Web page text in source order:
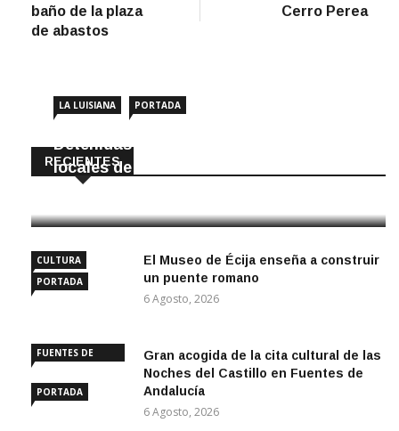
baño de la plaza
de abastos
Cerro Perea
RECIENTES
LA LUISIANA PORTADA
Detenidas dos personas por robar en
locales de La Luisiana
CULTURA
PORTADA
El Museo de Écija enseña a construir
un puente romano
6 Agosto, 2026
FUENTES DE
PORTADA
Gran acogida de la cita cultural de las
Noches del Castillo en Fuentes de
Andalucía
6 Agosto, 2026